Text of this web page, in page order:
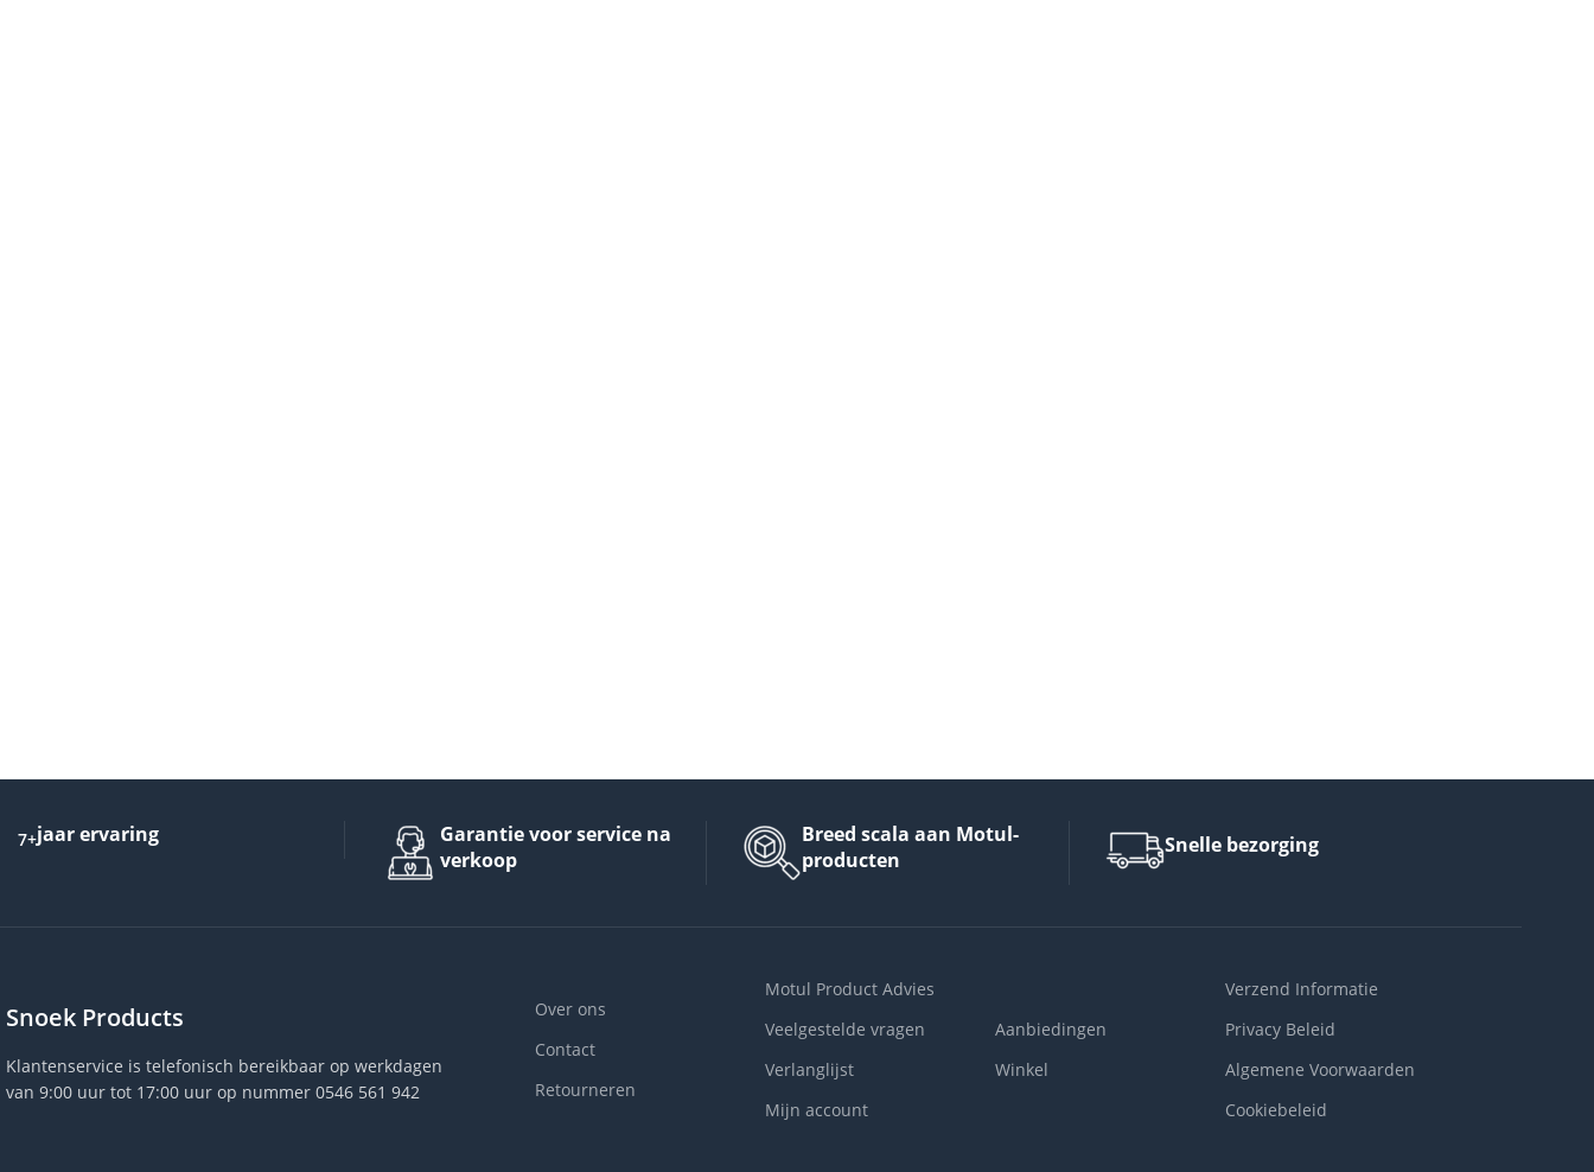
7+jaar ervaring
Garantie voor service na
verkoop
Breed scala aan Motul-
producten
Snelle bezorging
Snoek Products
Klantenservice is telefonisch bereikbaar op werkdagen
van 9:00 uur tot 17:00 uur op nummer 0546 561 942
Over ons
Contact
Retourneren
Motul Product Advies
Veelgestelde vragen
Verlanglijst
Mijn account
Aanbiedingen
Winkel
Verzend Informatie
Privacy Beleid
Algemene Voorwaarden
Cookiebeleid